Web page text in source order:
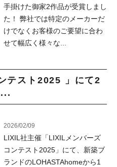
手掛けた御家2作品が受賞しまし
た！ 弊社では特定のメーカーだ
けでなくお客様のご要望に合わ
せて幅広く様々な...
テスト2025 」にて2
2026/02/09
LIXIL社主催「LIXILメンバーズ
コンテスト2025」にて、新築ブ
ランドのLOHASTAhomeから1